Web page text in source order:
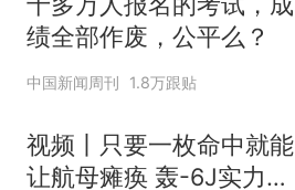
绩全部作废，公平么？
中国新闻周刊 1.8万跟贴
视频丨只要一枚命中就能
让航母瘫痪 轰-6J实力有